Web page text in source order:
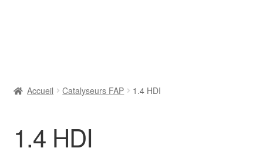
Livraison
Accueil Catalyseurs FAP 1.4 HDI
1.4 HDI